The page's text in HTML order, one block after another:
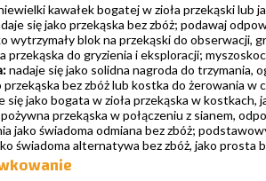
kawałek bogatej w zioła przekąski lub
się jako przekąska bez zbóż; podawaj
wytrzymały blok na przekąski do obserwacji,
przekąska do gryzienia i eksploracji;
nadaje się jako solidna nagroda do trzymania,
przekąska bez zbóż lub kostka do żerowania
się jako bogata w zioła przekąska w
przekąska w połączeniu z sianem,
jako świadoma odmiana bez zbóż;
świadoma alternatywa bez zbóż, jako prosta